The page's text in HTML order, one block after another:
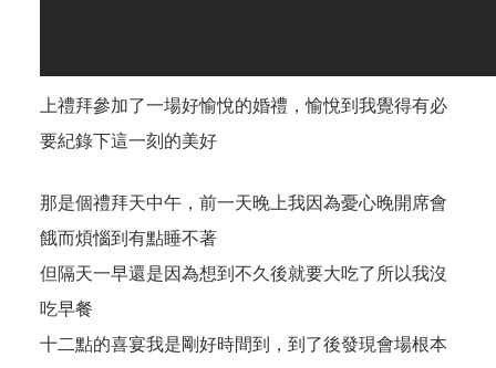
上禮拜參加了一場好愉悅的婚禮，愉悅到我覺得有必
要紀錄下這一刻的美好
那是個禮拜天中午，前一天晚上我因為憂心晚開席會
餓而煩惱到有點睡不著
但隔天一早還是因為想到不久後就要大吃了所以我沒
吃早餐
十二點的喜宴我是剛好時間到，到了後發現會場根本